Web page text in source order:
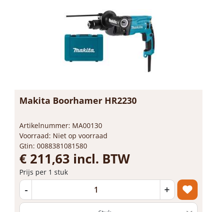
Makita Boorhamer HR2230
Artikelnummer: MA00130
Voorraad: Niet op voorraad
Gtin: 0088381081580
€ 211,63 incl. BTW
Prijs per 1 stuk
- +